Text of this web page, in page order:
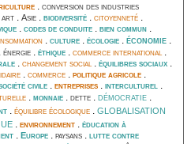
. conversion des industries
art . Asie . biodiversité . citoyenneté .
. codes de conduite . bien commun .
. culture . écologie . économie .
. énergie . éthique . commerce international .
. changement social . équilibres sociaux .
. commerce . politique agricole .
civile . entreprises . interculturel .
. monnaie . dette . démocratie .
. équilibre écologique . globalisation
. environnement . éducation à
. Europe . paysans . lutte contre